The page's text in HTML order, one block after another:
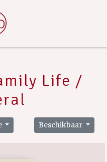
Life /
Beschikbaar